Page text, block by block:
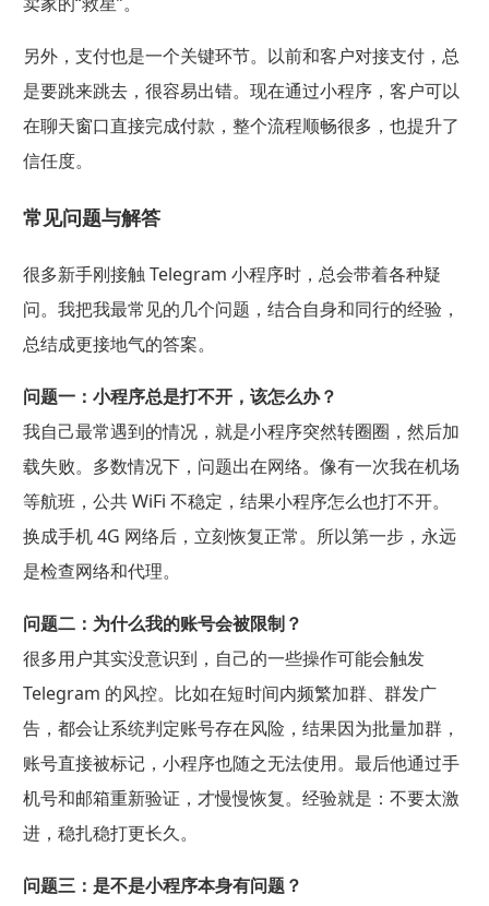
另外，支付也是一个关键环节。以前和客户对接支付，总
是要跳来跳去，很容易出错。现在通过小程序，客户可以
在聊天窗口直接完成付款，整个流程顺畅很多，也提升了
信任度。
常见问题与解答
很多新手刚接触 Telegram 小程序时，总会带着各种疑
问。我把我最常见的几个问题，结合自身和同行的经验，
总结成更接地气的答案。
问题一：小程序总是打不开，该怎么办？
我自己最常遇到的情况，就是小程序突然转圈圈，然后加
载失败。多数情况下，问题出在网络。像有一次我在机场
等航班，公共 WiFi 不稳定，结果小程序怎么也打不开。
换成手机 4G 网络后，立刻恢复正常。所以第一步，永远
是检查网络和代理。
问题二：为什么我的账号会被限制？
很多用户其实没意识到，自己的一些操作可能会触发
Telegram 的风控。比如在短时间内频繁加群、群发广
告，都会让系统判定账号存在风险，结果因为批量加群，
账号直接被标记，小程序也随之无法使用。最后他通过手
机号和邮箱重新验证，才慢慢恢复。经验就是：不要太激
进，稳扎稳打更长久。
问题三：是不是小程序本身有问题？